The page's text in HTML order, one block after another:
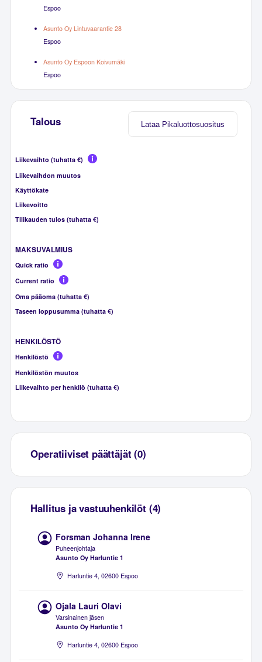
Espoo
Asunto Oy Lintuvaarantie 28
Espoo
Asunto Oy Espoon Koivumäki
Espoo
Lataa Pikaluottosuositus
Talous
Liikevaihto (tuhatta €)
Liikevaihdon muutos
Käyttökate
Liikevoitto
Tilikauden tulos (tuhatta €)
MAKSUVALMIUS
Quick ratio
Current ratio
Oma pääoma (tuhatta €)
Taseen loppusumma (tuhatta €)
HENKILÖSTÖ
Henkilöstö
Henkilöstön muutos
Liikevaihto per henkilö (tuhatta €)
Operatiiviset päättäjät (0)
Hallitus ja vastuuhenkilöt (4)
Forsman Johanna Irene
Puheenjohtaja
Asunto Oy Harluntie 1
Harluntie 4, 02600 Espoo
Ojala Lauri Olavi
Varsinainen jäsen
Asunto Oy Harluntie 1
Harluntie 4, 02600 Espoo